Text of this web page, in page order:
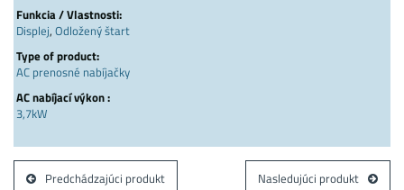
Funkcia / Vlastnosti:
Displej, Odložený štart
Type of product:
AC prenosné nabíjačky
AC nabíjací výkon :
3,7kW
Predchádzajúci produkt Nasledujúci produkt